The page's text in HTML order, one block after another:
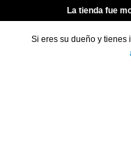
La tienda fue
Si eres su dueño y tienes